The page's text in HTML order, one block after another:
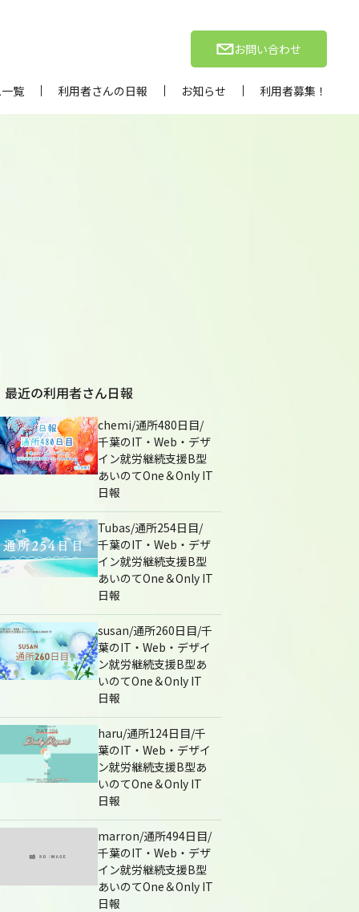
お問い合わせ
覧 利用者さんの日報 お知らせ 利用者募集！
最近の利用者さん日報
chemi/通所480日目/
千葉のIT・Web・デザ
イン就労継続支援B型
あいのてOne＆Only IT
日報
Tubas/通所254日目/
千葉のIT・Web・デザ
イン就労継続支援B型
あいのてOne＆Only IT
日報
susan/通所260日目/千
葉のIT・Web・デザイ
ン就労継続支援B型あ
いのてOne＆Only IT
日報
haru/通所124日目/千
葉のIT・Web・デザイ
ン就労継続支援B型あ
いのてOne＆Only IT
日報
marron/通所494日目/
千葉のIT・Web・デザ
イン就労継続支援B型
あいのてOne＆Only IT
日報